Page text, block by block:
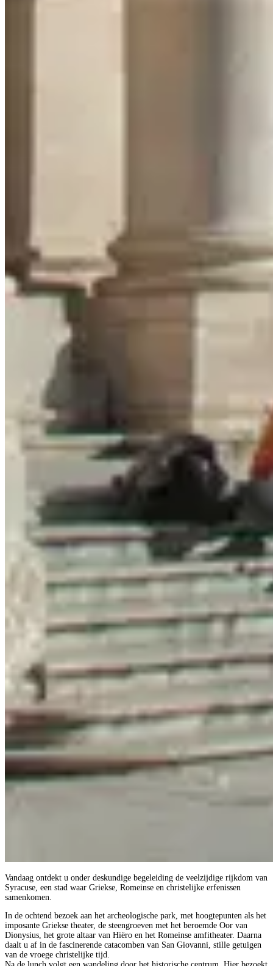
Vandaag ontdekt u onder deskundige begeleiding de veelzijdige rijkdom van
Syracuse, een stad waar Griekse, Romeinse en christelijke erfenissen
samenkomen.
In de ochtend bezoek aan het archeologische park, met hoogtepunten als het
imposante Griekse theater, de steengroeven met het beroemde Oor van
Dionysius, het grote altaar van Hiëro en het Romeinse amfitheater. Daarna
daalt u af in de fascinerende catacomben van San Giovanni, stille getuigen
van de vroege christelijke tijd.
Na de lunch volgt een wandeling door het historische centrum. Hier bezoekt